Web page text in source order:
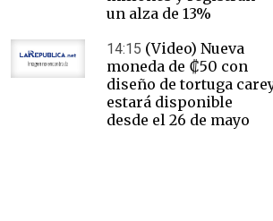
un alza de 13%
14:15 (Video) Nueva
moneda de ₡50 con
diseño de tortuga
estará disponible
desde el 26 de mayo